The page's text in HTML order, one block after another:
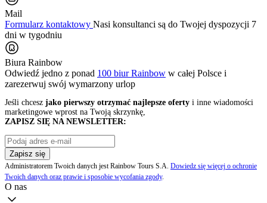
Mail
Formularz kontaktowy Nasi konsultanci są do Twojej dyspozycji 7
dni w tygodniu
Biura Rainbow
Odwiedź jedno z ponad 100 biur Rainbow w całej Polsce i
zarezerwuj swój wymarzony urlop
Jeśli chcesz jako pierwszy otrzymać najlepsze oferty i inne wiadomości
marketingowe wprost na Twoją skrzynkę,
ZAPISZ SIĘ NA NEWSLETTER:
Zapisz się
Administratorem Twoich danych jest Rainbow Tours S.A. Dowiedz się więcej o ochronie
Twoich danych oraz prawie i sposobie wycofania zgody.
O nas